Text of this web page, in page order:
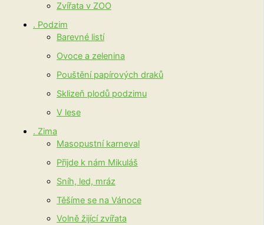
Zvířata v ZOO
. Podzim
Barevné listí
Ovoce a zelenina
Pouštění papírových draků
Sklizeň plodů podzimu
V lese
. Zima
Masopustní karneval
Přijde k nám Mikuláš
Sníh, led, mráz
Těšíme se na Vánoce
Volně žijící zvířata